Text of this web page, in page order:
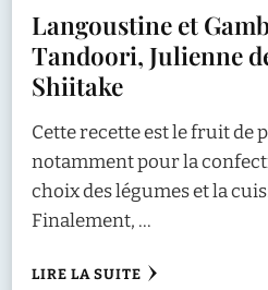
Langoustine et
Tandoori, Julienne
Shiitake
Cette recette est le fruit de
notamment pour la
choix des légumes et la
Finalement, …
LIRE LA SUITE